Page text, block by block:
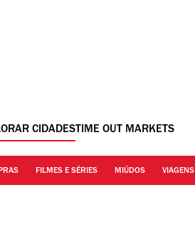
CIDADESTIME OUT MARKETS
FILMES E SÉRIES MIÚDOS VIAGENS